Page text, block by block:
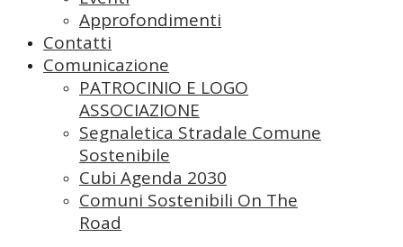
Approfondimenti
Contatti
Comunicazione
PATROCINIO E LOGO
ASSOCIAZIONE
Segnaletica Stradale Comune
Sostenibile
Cubi Agenda 2030
Comuni Sostenibili On The
Road